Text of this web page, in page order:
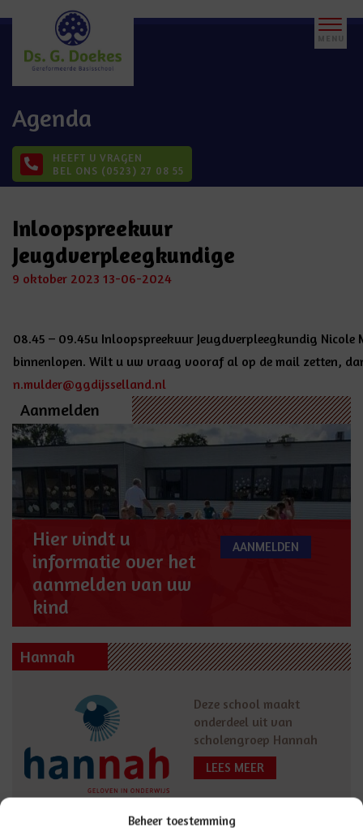
Beheer toestemming
Agenda
HEEFT U VRAGEN
BEL ONS (0523) 27 08 55
Inloopspreekuur
Jeugdverpleegkundige
9 oktober 2023 13-06-2024
08.45 – 09.45u Inloopspreekuur Jeugdverpleegkundig
binnenlopen. Wilt u uw vraag vooraf al op de mail zetten,
n.mulder@ggdijsselland.nl
Aanmelden
Hier vindt u
informatie over het
aanmelden van uw
kind
AANMELDEN
Hannah
Deze school maakt
onderdeel uit van
scholengroep Hannah
LEES MEER